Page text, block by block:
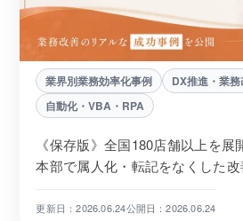
業界別業務効率化事例
DX推進・業
自動化・VBA・RPA
《保存版》全国180店舗以上を
本部で属人化・転記をなくした
更新日：2026.06.24公開日：2026.06.24